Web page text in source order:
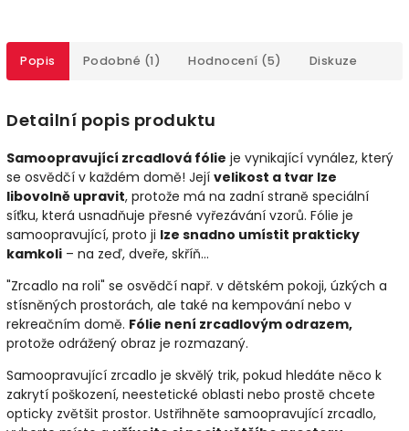
Popis Podobné (1) Hodnocení (5) Diskuze
Detailní popis produktu
Samoopravující zrcadlová fólie je vynikající vynález, který
se osvědčí v každém domě! Její velikost a tvar lze
libovolně upravit, protože má na zadní straně speciální
síťku, která usnadňuje přesné vyřezávání vzorů. Fólie je
samoopravující, proto ji lze snadno umístit prakticky
kamkoli – na zeď, dveře, skříň...
"Zrcadlo na roli" se osvědčí např. v dětském pokoji, úzkých a
stísněných prostorách, ale také na kempování nebo v
rekreačním domě. Fólie není zrcadlovým odrazem,
protože odrážený obraz je rozmazaný.
Samoopravující zrcadlo je skvělý trik, pokud hledáte něco k
zakrytí poškození, neestetické oblasti nebo prostě chcete
opticky zvětšit prostor. Ustřihněte samoopravující zrcadlo,